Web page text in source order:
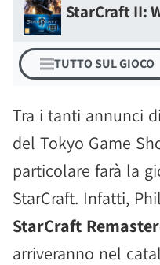
StarCraft II:
TUTTO SUL GIOCO
Tra i tanti annunci
del Tokyo Game
particolare farà la
StarCraft. Infatti,
StarCraft
arriveranno nel